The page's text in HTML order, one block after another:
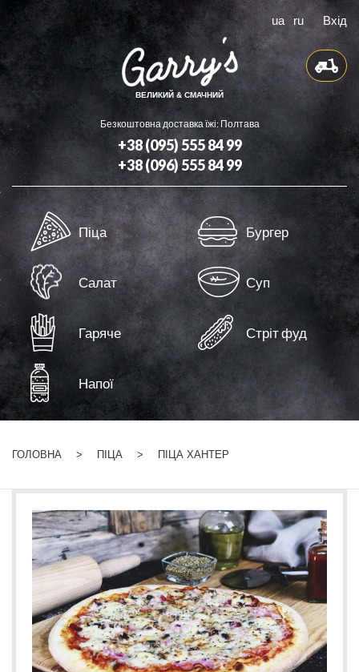
ua ru Вхід
ВЕЛИКИЙ & СМАЧНИЙ
Безкоштовна доставка їжі: Полтава
+38 (095) 555 84 99
+38 (096) 555 84 99
Доставка
Бонуси
Контакти
Оферта
Піца Бургер
Салат Суп
Гаряче Стріт фуд
Напої
ГОЛОВНА ПІЦА ПІЦА ХАНТЕР